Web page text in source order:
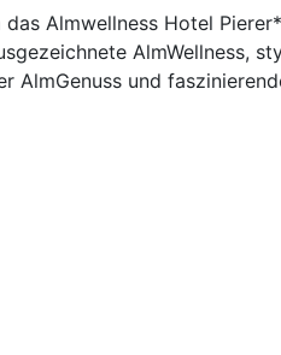
das Almwellness Hotel
AlmWellness,
AlmGenuss und